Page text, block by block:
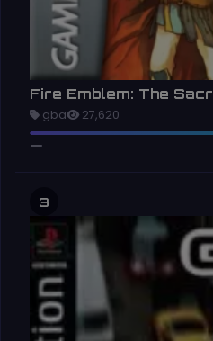
Fire Emblem: The
gba 27,620
3